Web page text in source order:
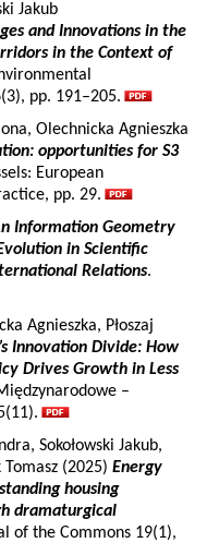
Jakub
and Innovations in the
in the Context of
pp. 191–205.
Olechnicka Agnieszka
opportunities for S3
European
pp. 29.
Information Geometry
in Scientific
Relations.
Agnieszka, Płoszaj
Innovation Divide: How
Drives Growth in Less
–
Sokołowski Jakub,
(2025) Energy
housing
dramaturgical
of the Commons 19(1),